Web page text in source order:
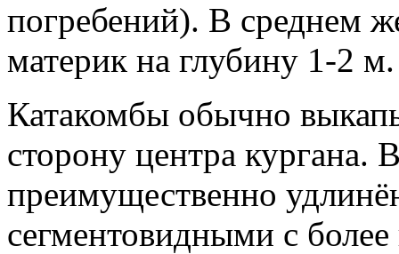
погребений). В среднем
материк на глубину 1-2 м.
Катакомбы обычно
сторону центра кургана.
преимущественно
сегментовидными с